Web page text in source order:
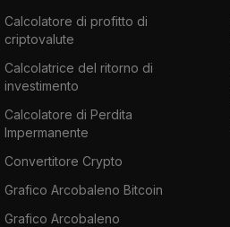
Calcolatore di profitto di
criptovalute
Calcolatrice del ritorno di
investimento
Calcolatore di Perdita
Impermanente
Convertitore Crypto
Grafico Arcobaleno Bitcoin
Grafico Arcobaleno